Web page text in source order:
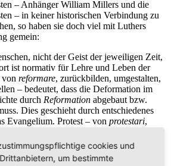
– Anhänger William Millers und die
– in keiner historischen Verbindung zu
so haben sie doch viel mit Luthers
gemein:
nicht der Geist der jeweiligen Zeit,
ist normativ für Lehre und Leben der
reformare, zurückbilden, umgestalten,
– bedeutet, dass die Deformation im
durch Reformation abgebaut bzw.
Dies geschieht durch entschiedenes
Evangelium. Protest – von protestari,
ja primär für etwas eintreten, und dann
verstehen sich in diesem Sinn als
cookies und
um bestimmte